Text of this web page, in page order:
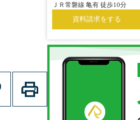
ＪＲ常磐線 亀有 徒歩10分
資料請求をする